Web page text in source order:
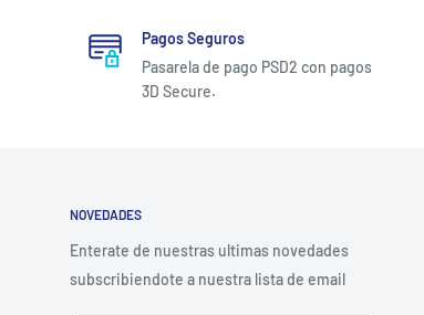
Pagos Seguros
Pasarela de pago PSD2 con pagos
3D Secure.
NOVEDADES
Enterate de nuestras ultimas novedades
subscribiendote a nuestra lista de email